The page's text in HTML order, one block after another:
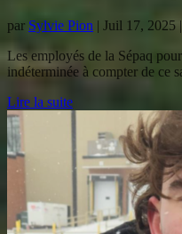
par Sylvie Pion | Juil 17, 2025 |
Les employés de la Sépaq
indéterminée à compter de ce
Lire la suite